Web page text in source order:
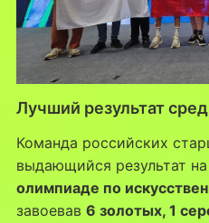
Лучший результат
Команда российских
выдающийся результат на
олимпиаде по
завоевав 6 золотых, 1